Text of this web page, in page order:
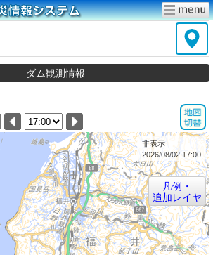
ダム観測情報
非表示
2026/08/02 17:00
凡例・
追加レイヤ